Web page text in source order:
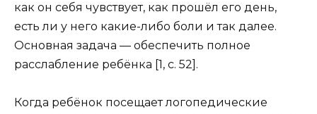
как он себя чувствует, как прошёл его день,
есть ли у него какие-либо боли и так далее.
Основная задача — обеспечить полное
расслабление ребёнка [1, с. 52].
Когда ребёнок посещает логопедические